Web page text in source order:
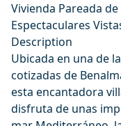
Vivienda Pareada
Espectaculares
Description
Ubicada en una de
cotizadas de
esta encantadora
disfruta de unas